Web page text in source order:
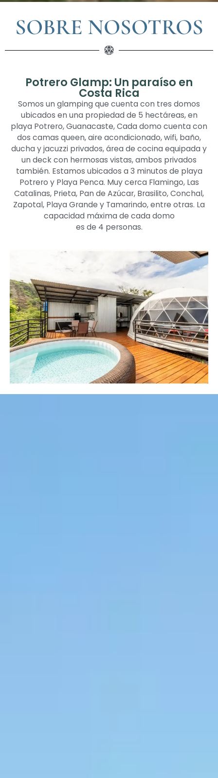
SOBRE NOSOTROS
Potrero Glamp: Un paraíso en
Costa Rica
Somos un glamping que cuenta con tres domos
ubicados en una propiedad de 5 hectáreas, en
playa Potrero, Guanacaste, Cada domo cuenta con
dos camas queen, aire acondicionado, wifi, baño,
ducha y jacuzzi privados, área de cocina equipada y
un deck con hermosas vistas, ambos privados
también. Estamos ubicados a 3 minutos de playa
Potrero y Playa Penca. Muy cerca Flamingo, Las
Catalinas, Prieta, Pan de Azúcar, Brasilito, Conchal,
Zapotal, Playa Grande y Tamarindo, entre otras. La
capacidad máxima de cada domo
es de 4 personas.